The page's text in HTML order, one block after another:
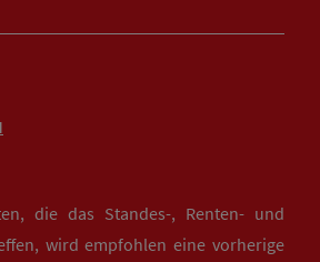
die das Standes-, Renten- und
wird empfohlen eine vorherige